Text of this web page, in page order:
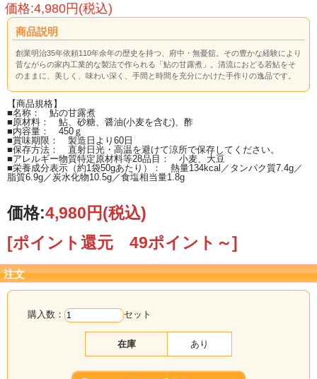
価格:4,980円(税込)
商品説明
創業明治35年依頼110年余年の歴史を持つ、府中・無憂舘。その豊かな経験により
昔ながらの家内工業的な製法で作られる「鮎の甘露煮」。清流におどる若鮎をそ
のままに、美しく、味わい深く、手間と時間を充分にかけた手作りの逸品です。
【商品規格】
■名称： 鮎の甘露煮
■原材料： 鮎、砂糖、醤油(小麦を含む)、酢
■内容量： 450ｇ
■賞味期限： 製造日より60日
■保存方法： 直射日光・高温を避けて涼所で保存してください。
■アレルギー物質特定原材料等28品目： 小麦、大豆
■栄養成分表示（約1袋50gあたり）： 熱量134kcal／タンパク質7.4g／
脂質6.9g／炭水化物10.5g／食塩相当量1.8g
価格:4,980円(税込)
[ポイント還元 49ポイント～]
注文
購入数： セット
在庫 あり